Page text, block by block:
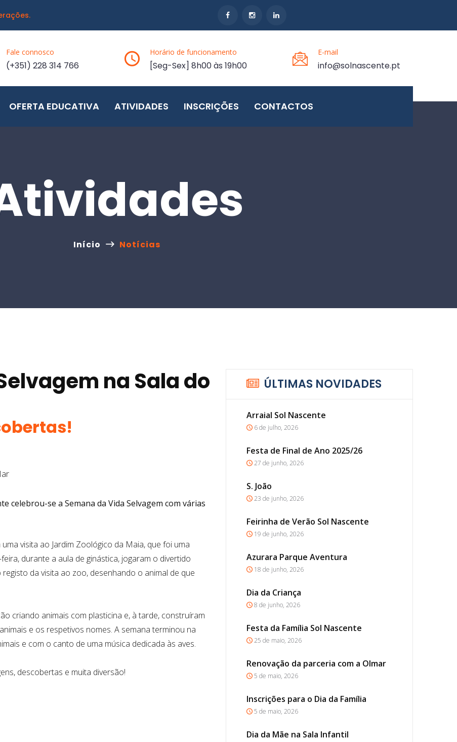
Fale connosco
(+351) 228 314 766
Horário de funcionamento
[Seg-Sex] 8h00 às 19h00
E-mail
info@solnascente.pt
OFERTA EDUCATIVA ATIVIDADES INSCRIÇÕES CONTACTOS
Início Notícias
na Sala do
celebrou-se a Semana da Vida Selvagem com várias
visita ao Jardim Zoológico da Maia, que foi uma
durante a aula de ginástica, jogaram o divertido
da visita ao zoo, desenhando o animal de que
criando animais com plasticina e, à tarde, construíram
e os respetivos nomes. A semana terminou na
e com o canto de uma música dedicada às aves.
descobertas e muita diversão!
ÚLTIMAS NOVIDADES
Arraial Sol Nascente
6 de julho, 2026
Festa de Final de Ano 2025/26
27 de junho, 2026
S. João
23 de junho, 2026
Feirinha de Verão Sol Nascente
19 de junho, 2026
Azurara Parque Aventura
18 de junho, 2026
Dia da Criança
8 de junho, 2026
Festa da Família Sol Nascente
25 de maio, 2026
Renovação da parceria com a Olmar
5 de maio, 2026
Inscrições para o Dia da Família
5 de maio, 2026
Dia da Mãe na Sala Infantil